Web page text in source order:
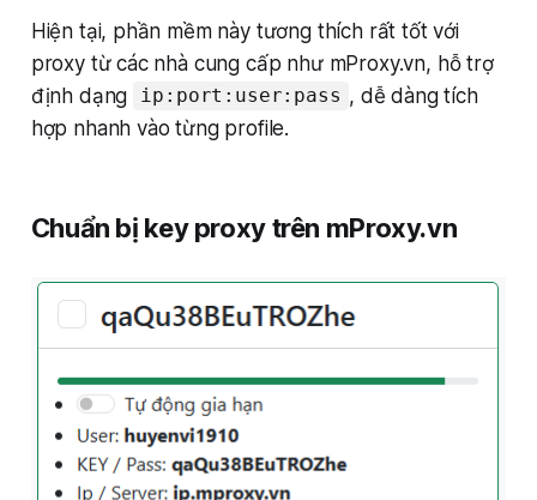
Hiện tại, phần mềm này tương thích rất tốt với
proxy từ các nhà cung cấp như mProxy.vn, hỗ trợ
định dạng
ip:port:user:pass , dễ dàng tích
hợp nhanh vào từng profile.
Chuẩn bị key proxy trên mProxy.vn